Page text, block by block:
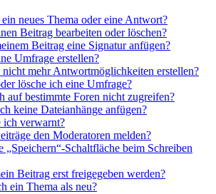
neues Thema oder eine Antwort?
Beitrag bearbeiten oder löschen?
Beitrag eine Signatur anfügen?
Umfrage erstellen?
mehr Antwortmöglichkeiten erstellen?
lösche ich eine Umfrage?
auf bestimmte Foren nicht zugreifen?
keine Dateianhänge anfügen?
ich verwarnt?
den Moderatoren melden?
„Speichern“-Schaltfläche beim Schreiben
Beitrag erst freigegeben werden?
ein Thema als neu?